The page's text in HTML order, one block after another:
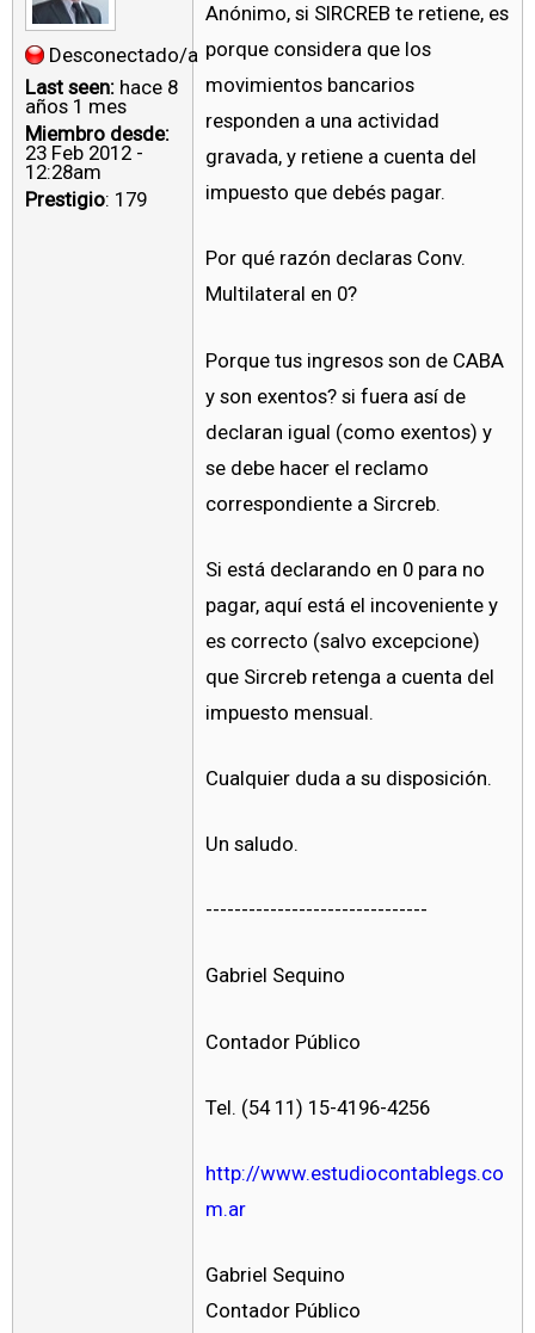
Desconectado/a
Last seen: hace 8
años 1 mes
Miembro desde:
23 Feb 2012 -
12:28am
Prestigio: 179
Anónimo, si SIRCREB te retiene, es
porque considera que los
movimientos bancarios
responden a una actividad
gravada, y retiene a cuenta del
impuesto que debés pagar.
Por qué razón declaras Conv.
Multilateral en 0?
Porque tus ingresos son de CABA
y son exentos? si fuera así de
declaran igual (como exentos) y
se debe hacer el reclamo
correspondiente a Sircreb.
Si está declarando en 0 para no
pagar, aquí está el incoveniente y
es correcto (salvo excepcione)
que Sircreb retenga a cuenta del
impuesto mensual.
Cualquier duda a su disposición.
Un saludo.
-------------------------------
Gabriel Sequino
Contador Público
Tel. (54 11) 15-4196-4256
http://www.estudiocontablegs.co
m.ar
Gabriel Sequino
Contador Público